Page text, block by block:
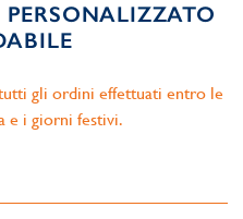
gli ordini effettuati entro le
e i giorni festivi.